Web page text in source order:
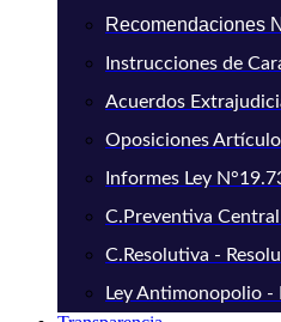
Recomendaciones
Instrucciones de
Acuerdos
Oposiciones
Informes Ley
C.Preventiva
C.Resolutiva -
Ley Antimonopolio -